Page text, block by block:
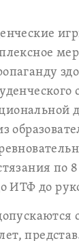
по
ИТФ до
лет,